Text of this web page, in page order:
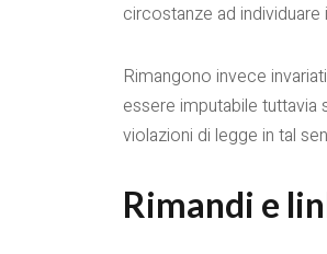
circostanze ad
Rimangono invece
essere imputabile
violazioni di legge in tal
Rimandi e